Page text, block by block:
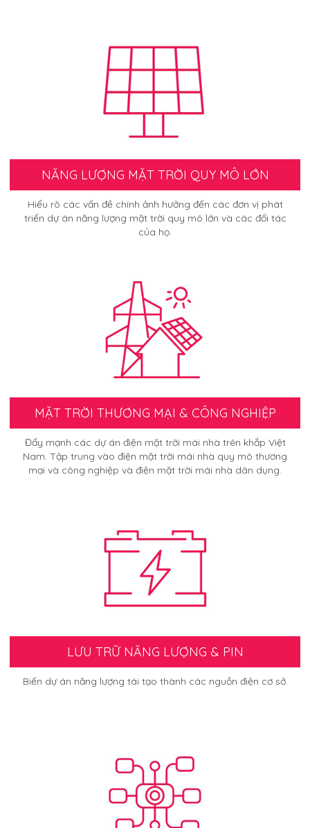
NĂNG LƯỢNG MẶT TRỜI QUY MÔ LỚN
Hiểu rõ các vấn đề chính ảnh hưởng đến các đơn vị phát
triển dự án năng lượng mặt trời quy mô lớn và các đối tác
của họ.
MẶT TRỜI THƯƠNG MẠI & CÔNG NGHIỆP
Đẩy mạnh các dự án điện mặt trời mái nhà trên khắp Việt
Nam. Tập trung vào điện mặt trời mái nhà quy mô thương
mại và công nghiệp và điện mặt trời mái nhà dân dụng.
LƯU TRỮ NĂNG LƯỢNG & PIN
Biến dự án năng lượng tái tạo thành các nguồn điện cơ sở.